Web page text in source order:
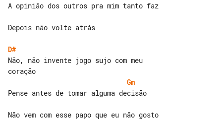
A opinião dos outros pra mim tanto faz
Depois não volte atrás
D#
Não, não invente jogo sujo com meu
Gm
Pense antes de tomar alguma decisão
Não vem com esse papo que eu não gosto